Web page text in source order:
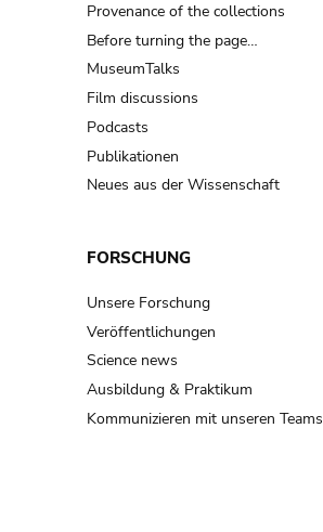
Provenance of the collections
Before turning the page…
MuseumTalks
Film discussions
Podcasts
Publikationen
Neues aus der Wissenschaft
FORSCHUNG
Unsere Forschung
Veröffentlichungen
Science news
Ausbildung & Praktikum
Kommunizieren mit unseren Teams